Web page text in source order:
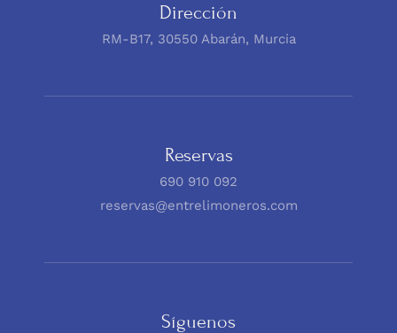
Dirección
RM-B17, 30550 Abarán, Murcia
Reservas
690 910 092
reservas@entrelimoneros.com
Síguenos